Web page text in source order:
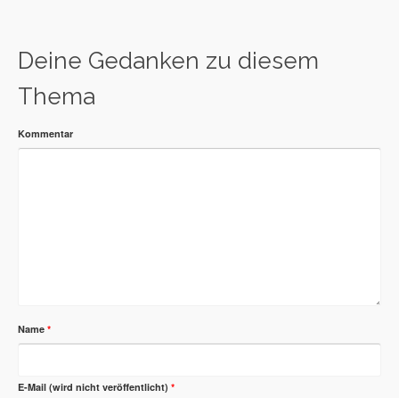
Deine Gedanken zu diesem
Thema
Kommentar
Name *
E-Mail (wird nicht veröffentlicht) *